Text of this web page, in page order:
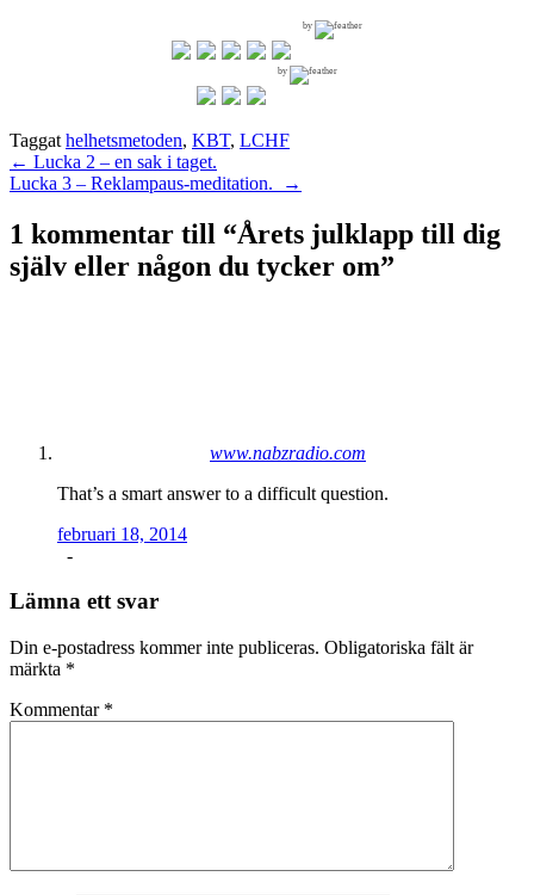
by
by
Taggat helhetsmetoden, KBT, LCHF
Inläggsnavigering
← Lucka 2 – en sak i taget.
Lucka 3 – Reklampaus-meditation.
→
1 kommentar till “Årets julklapp till dig
själv eller någon du tycker om”
www.nabzradio.com
That’s a smart answer to a difficult question.
februari 18, 2014
-
Lämna ett svar
Din e-postadress kommer inte publiceras. Obligatoriska fält är
märkta *
Kommentar *